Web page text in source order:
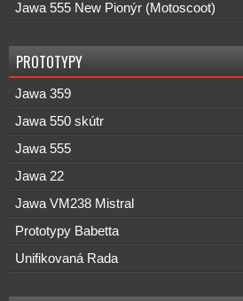
Jawa 555 New Pionýr (Motoscoot)
PROTOTYPY
Jawa 359
Jawa 550 skútr
Jawa 555
Jawa 22
Jawa VM238 Mistral
Prototypy Babetta
Unifikovaná Rada